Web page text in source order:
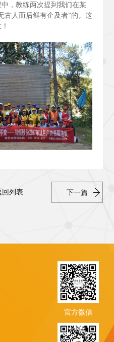
，教练两次提到我们在某
古人而后鲜有企及者”的。这
下一篇
回列表
官方微信